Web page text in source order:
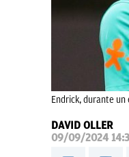
Endrick, durante
DAVID OLLER
09/09/2024